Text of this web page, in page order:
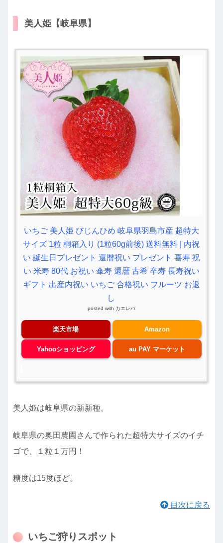
美人姫【岐阜県】
いちご 美人姫 びじんひめ 岐阜県羽島市産 超特大
サイズ 1粒 桐箱入り (1粒60g前後) 送料無料 | 内祝
い 誕生日プレゼント 還暦祝い プレゼント 喜寿 祝
い 米寿 80代 お祝い 傘寿 還暦 古希 卒寿 長寿祝い
ギフト 出産内祝い いちご 合格祝い フルーツ お返
し
posted with カエレバ
楽天市場 Amazon
Yahooショッピング au PAY マーケット
美人姫は岐阜県の新新種。
岐阜県の奥田農園さんで作られた超特大サイズのイチ
ゴで、１粒１万円！
糖度は15度ほど。
目次に戻る
いちご狩りスポット